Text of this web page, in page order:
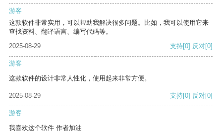
游客
这款软件非常实用，可以帮助我解决很多问题。比如，我可以使用它来
查找资料、翻译语言、编写代码等。
2025-08-29
支持[0] 反对[0]
游客
这款软件的设计非常人性化，使用起来非常方便。
2025-08-29 支持[0] 反对[0]
游客
我喜欢这个软件 作者加油